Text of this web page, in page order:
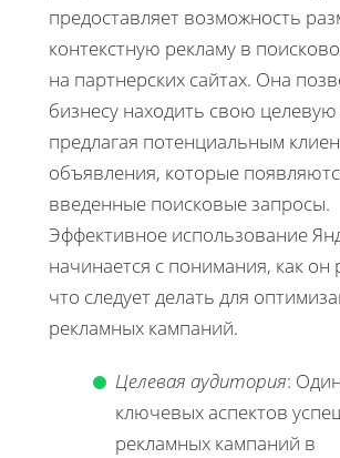
предоставляет возможность
контекстную рекламу в
на партнерских сайтах. Она
бизнесу находить свою
предлагая потенциальным
объявления, которые
введенные поисковые запросы.
Эффективное использование
начинается с понимания, как он
что следует делать для
рекламных кампаний.
Целевая аудитория:
ключевых аспектов
рекламных кампаний в